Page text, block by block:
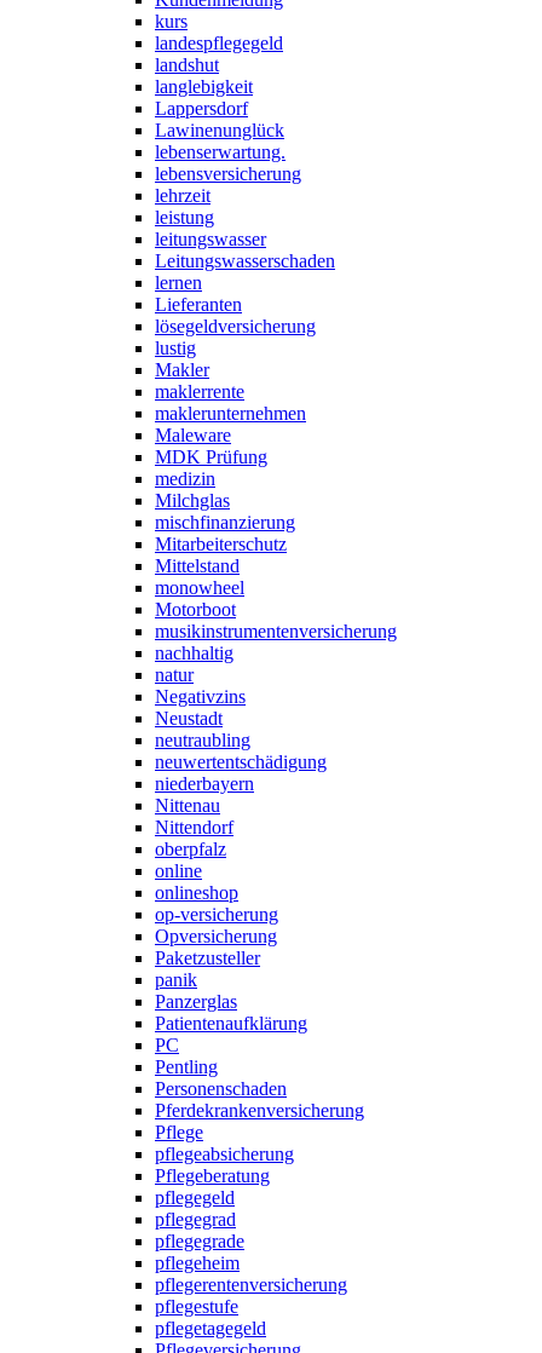
kurs
landespflegegeld
landshut
langlebigkeit
Lappersdorf
Lawinenunglück
lebenserwartung.
lebensversicherung
lehrzeit
leistung
leitungswasser
Leitungswasserschaden
lernen
Lieferanten
lösegeldversicherung
lustig
Makler
maklerrente
maklerunternehmen
Maleware
MDK Prüfung
medizin
Milchglas
mischfinanzierung
Mitarbeiterschutz
Mittelstand
monowheel
Motorboot
musikinstrumentenversicherung
nachhaltig
natur
Negativzins
Neustadt
neutraubling
neuwertentschädigung
niederbayern
Nittenau
Nittendorf
oberpfalz
online
onlineshop
op-versicherung
Opversicherung
Paketzusteller
panik
Panzerglas
Patientenaufklärung
PC
Pentling
Personenschaden
Pferdekrankenversicherung
Pflege
pflegeabsicherung
Pflegeberatung
pflegegeld
pflegegrad
pflegegrade
pflegeheim
pflegerentenversicherung
pflegestufe
pflegetagegeld